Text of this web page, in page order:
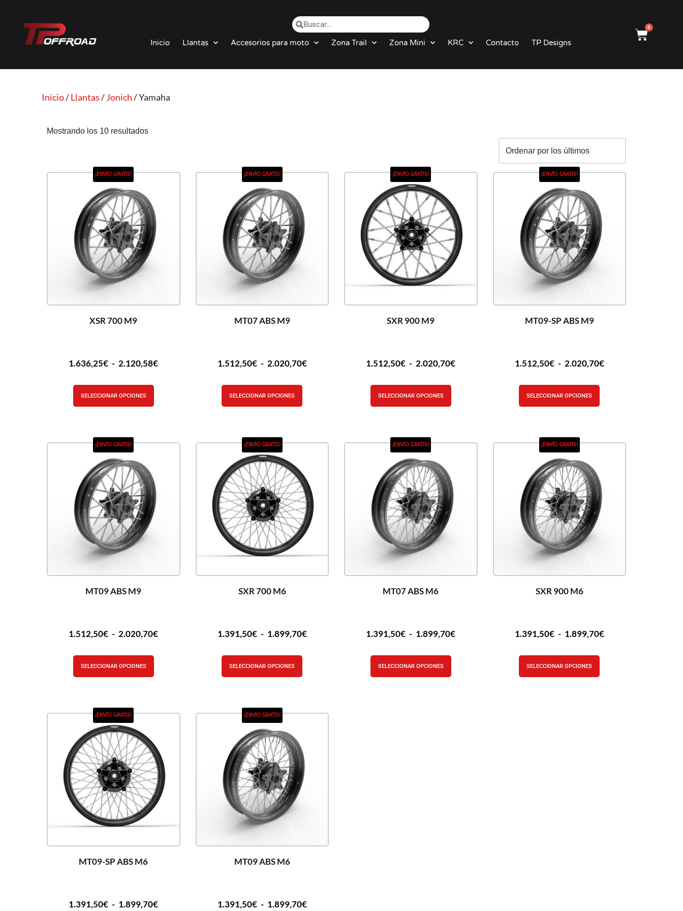
Saltar
Inicio Llantas Accesorios para moto Zona Trail Zona Mini KRC Contacto TP Designs
0
Inicio/Llantas/Jonich/ Yamaha
Mostrando los 10 resultados
¡ENVÍO GRATIS!
XSR 700 M9
1.636,25€ - 2.120,58€
SELECCIONAR OPCIONES
¡ENVÍO GRATIS!
MT07 ABS M9
1.512,50€ - 2.020,70€
SELECCIONAR OPCIONES
¡ENVÍO GRATIS!
SXR 900 M9
1.512,50€ - 2.020,70€
SELECCIONAR OPCIONES
¡ENVÍO GRATIS!
MT09-SP ABS M9
1.512,50€ - 2.020,70€
SELECCIONAR OPCIONES
¡ENVÍO GRATIS!
MT09 ABS M9
1.512,50€ - 2.020,70€
SELECCIONAR OPCIONES
¡ENVÍO GRATIS!
SXR 700 M6
1.391,50€ - 1.899,70€
SELECCIONAR OPCIONES
¡ENVÍO GRATIS!
MT07 ABS M6
1.391,50€ - 1.899,70€
SELECCIONAR OPCIONES
¡ENVÍO GRATIS!
SXR 900 M6
1.391,50€ - 1.899,70€
SELECCIONAR OPCIONES
¡ENVÍO GRATIS!
MT09-SP ABS M6
1.391,50€ - 1.899,70€
¡ENVÍO GRATIS!
MT09 ABS M6
1.391,50€ - 1.899,70€